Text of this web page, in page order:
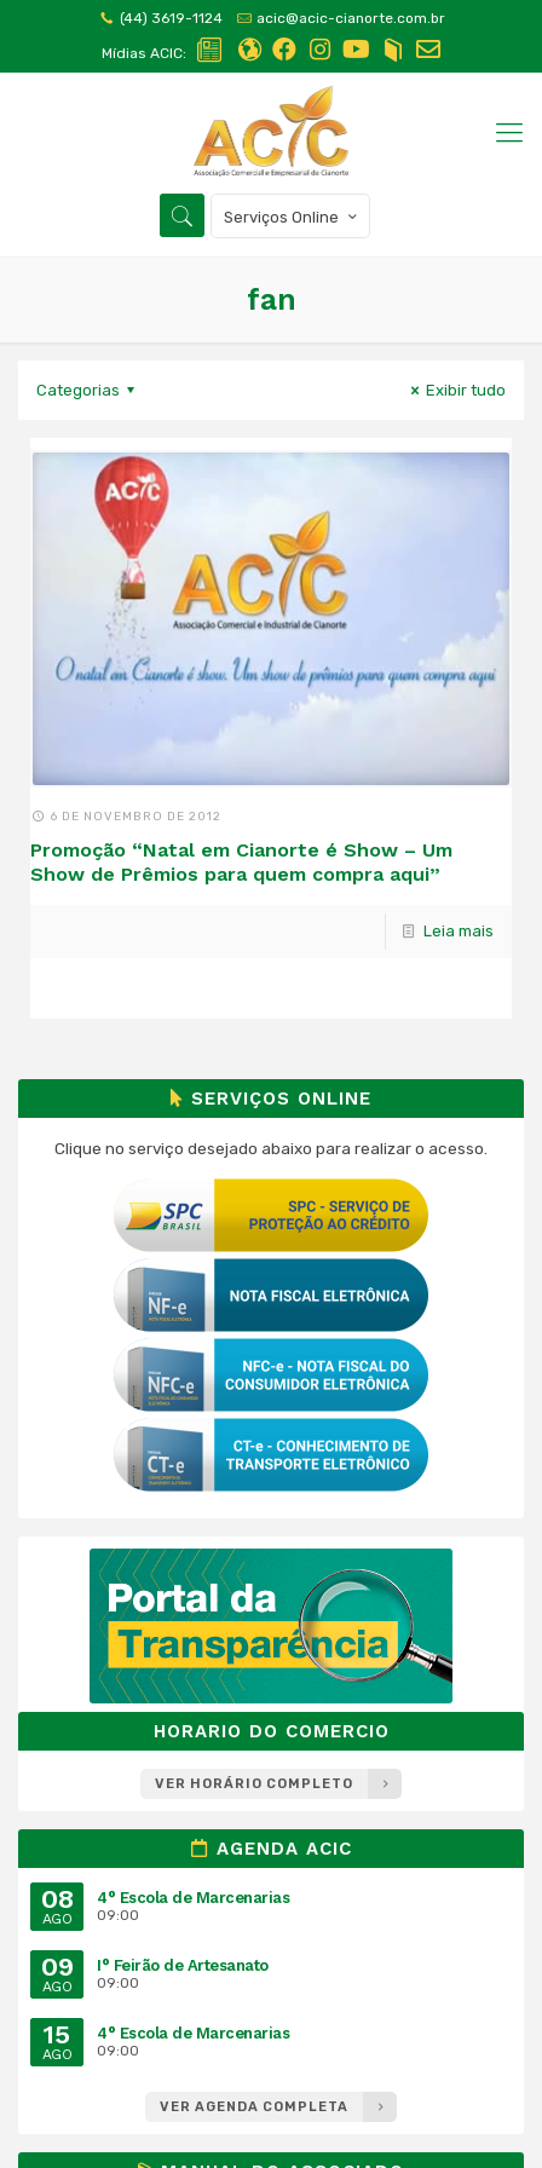
(44) 3619-1124 acic@acic-cianorte.com.br
Mídias ACIC:
Serviços Online
fan
Categorias Exibir tudo
6 DE NOVEMBRO DE 2012
Promoção “Natal em Cianorte é Show – Um
Show de Prêmios para quem compra aqui”
Leia mais
SERVIÇOS ONLINE
Clique no serviço desejado abaixo para realizar o acesso.
HORARIO DO COMERCIO
VER HORÁRIO COMPLETO
AGENDA ACIC
08
AGO
4° Escola de Marcenarias
09:00
09
AGO
I° Feirão de Artesanato
09:00
15
AGO
4° Escola de Marcenarias
09:00
VER AGENDA COMPLETA